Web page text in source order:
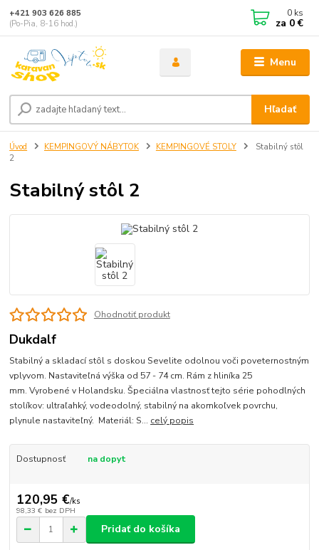
Menu
Hľadať
+421 903 626 885
(Po-Pia, 8-16 hod.)
0 ks
za 0 €
Úvod KEMPINGOVÝ NÁBYTOK KEMPINGOVÉ STOLY
Stabilný stôl
2
Stabilný stôl 2
Ohodnotiť produkt
Dukdalf
Stabilný a skladací stôl s doskou Sevelite odolnou voči poveternostným
vplyvom. Nastaviteľná výška od 57 - 74 cm. Rám z hliníka 25
mm. Vyrobené v Holandsku. Špeciálna vlastnosť tejto série pohodlných
stolíkov: ultraľahký, vodeodolný, stabilný na akomkoľvek povrchu,
plynule nastaviteľný. Materiál: S... celý popis
Dostupnosť na dopyt
120,95 €/ks
98,33 € bez DPH
Pridať do košíka